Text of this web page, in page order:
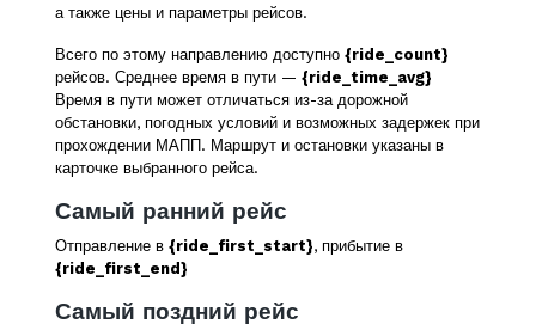
а также цены и параметры рейсов.
Всего по этому направлению доступно {ride_count}
рейсов. Среднее время в пути — {ride_time_avg}
Время в пути может отличаться из-за дорожной
обстановки, погодных условий и возможных задержек при
прохождении МАПП. Маршрут и остановки указаны в
карточке выбранного рейса.
Самый ранний рейс
Отправление в {ride_first_start}, прибытие в
{ride_first_end}
Самый поздний рейс